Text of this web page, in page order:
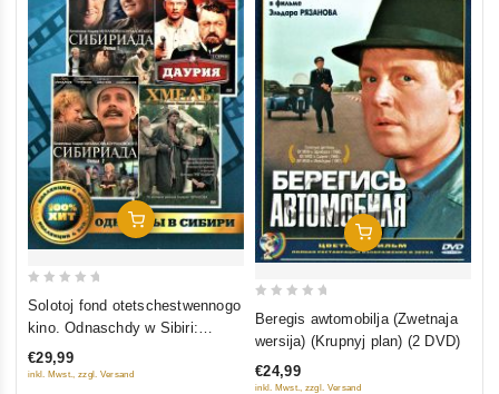
In Den Warenkorb
5
Solotoj fond otetschestwennogo
kino. Odnaschdy w Sibiri:
Sibiriada (Film 1-2); Daurija;
Chmel (4 DVD)
€29,99
inkl. Mwst., zzgl. Versand
In Den Warenkorb
5
Beregis awtomobilja (Zwetnaja
wersija) (Krupnyj plan) (2 DVD)
€24,99
inkl. Mwst., zzgl. Versand